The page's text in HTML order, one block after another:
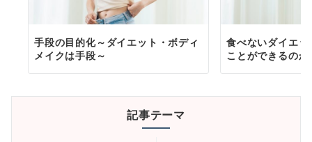
手段の目的化～ダイエット・ボディ
メイクは手段～
食べないダイエ
ことができるのか
記事テーマ